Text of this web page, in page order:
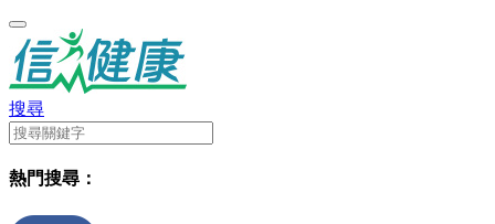
搜尋
熱門搜尋：